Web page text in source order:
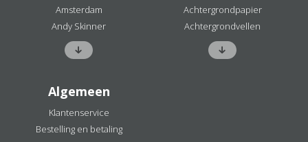
Amsterdam
Andy Skinner
Achtergrondpapier
Achtergrondvellen
Algemeen
Klantenservice
Bestelling en betaling